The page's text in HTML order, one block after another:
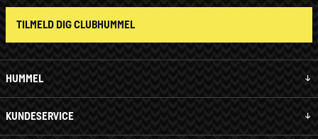
HUMMEL
KUNDESERVICE
TILMELD DIG CLUBHUMMEL